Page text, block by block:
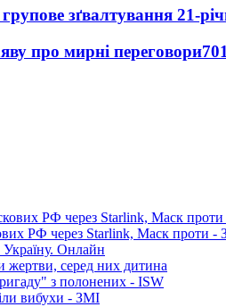
зґвалтування 21-
про мирні переговори
РФ через Starlink, Маск проти -
Україну. Онлайн
серед них дитина
з полонених - ISW
вибухи - ЗМІ